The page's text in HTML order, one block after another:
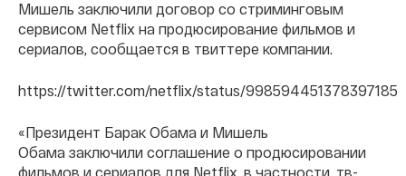
Мишель заключили договор со стриминговым
сервисом Netflix на продюсирование фильмов и
сериалов, сообщается в твиттере компании.
https://twitter.com/netflix/status/998594451378397185
«Президент Барак Обама и Мишель
Обама заключили соглашение о продюсировании
фильмов и сериалов для Netflix, в частности, тв-